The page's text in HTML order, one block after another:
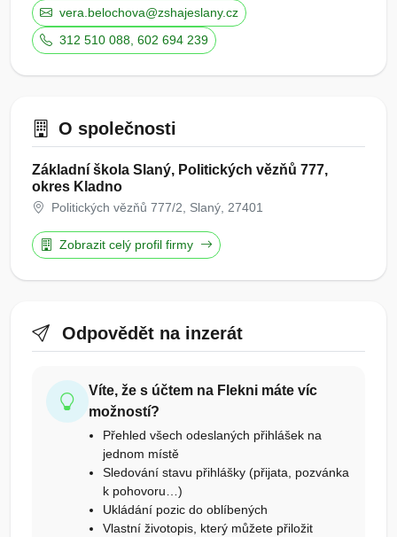
vera.belochova@zshajeslany.cz
312 510 088, 602 694 239
O společnosti
Základní škola Slaný, Politických vězňů 777,
okres Kladno
Politických vězňů 777/2, Slaný, 27401
Zobrazit celý profil firmy
Odpovědět na inzerát
Víte, že s účtem na Flekni máte víc
možností?
Přehled všech odeslaných přihlášek na
jednom místě
Sledování stavu přihlášky (přijata, pozvánka
k pohovoru…)
Ukládání pozic do oblíbených
Vlastní životopis, který můžete přiložit